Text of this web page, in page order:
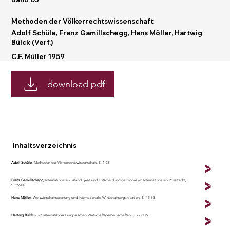
download pdf
Inhaltsverzeichnis
Adolf Schüle, Methoden der Völkerrechtswissenschaft, S. 1-28
Franz Gamillschegg, Internationale Zuständigkeit und Entscheidungsharmonie im Internationalen Privatrecht,
S. 29-44
Hans Möller, Weltwirtschaftsordnung und Internationale Wirtschaftsorganisation, S. 45-65
Hartwig Bülck, Zur Systematik der Europäischen Wirtschaftsgemeinschaften, S. 66-119
Methoden der Völkerrechtswissenschaft
Adolf Schüle, Franz Gamillschegg, Hans Möller, Hartwig
Bülck (Verf.)
C.F. Müller 1959